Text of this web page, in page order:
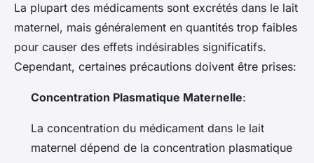
La plupart des médicaments sont excrétés dans le lait
maternel, mais généralement en quantités trop faibles
pour causer des effets indésirables significatifs.
Cependant, certaines précautions doivent être prises:
Concentration Plasmatique Maternelle:
La concentration du médicament dans le lait
maternel dépend de la concentration plasmatique